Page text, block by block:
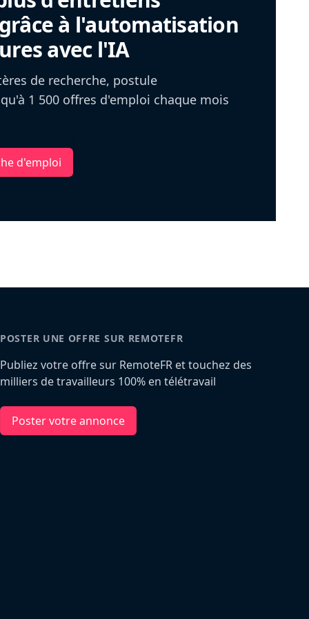
à l'automatisation
avec l'IA
de recherche, postule
1 500 offres d'emploi chaque mois
d'emploi
POSTER UNE OFFRE SUR REMOTEFR
Publiez votre offre sur RemoteFR et touchez des
milliers de travailleurs 100% en télétravail
Poster votre annonce